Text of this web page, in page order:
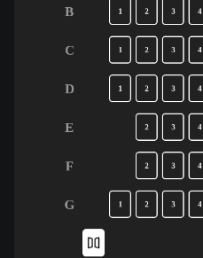
B
C
D
E
F
G
1 2 3 4
1 2 3 4
1 2 3 4
2 3 4
2 3 4
1 2 3 4